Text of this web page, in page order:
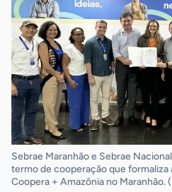
Sebrae Maranhão e Sebrae
termo de cooperação que formaliza
Coopera + Amazônia no Maranhão.